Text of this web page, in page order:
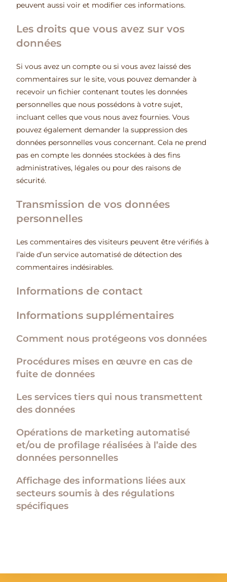
peuvent aussi voir et modifier ces informations.
Les droits que vous avez sur vos
données
Si vous avez un compte ou si vous avez laissé des
commentaires sur le site, vous pouvez demander à
recevoir un fichier contenant toutes les données
personnelles que nous possédons à votre sujet,
incluant celles que vous nous avez fournies. Vous
pouvez également demander la suppression des
données personnelles vous concernant. Cela ne prend
pas en compte les données stockées à des fins
administratives, légales ou pour des raisons de
sécurité.
Transmission de vos données
personnelles
Les commentaires des visiteurs peuvent être vérifiés à
l’aide d’un service automatisé de détection des
commentaires indésirables.
Informations de contact
Informations supplémentaires
Comment nous protégeons vos données
Procédures mises en œuvre en cas de
fuite de données
Les services tiers qui nous transmettent
des données
Opérations de marketing automatisé
et/ou de profilage réalisées à l’aide des
données personnelles
Affichage des informations liées aux
secteurs soumis à des régulations
spécifiques